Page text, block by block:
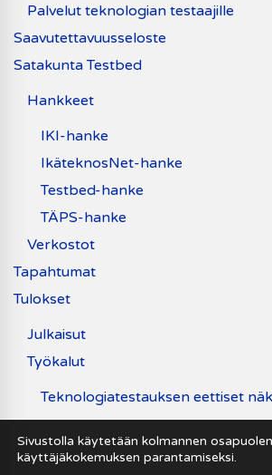
Palvelut teknologian testaajille
Saavutettavuusseloste
Satakunta Testbed
Hankkeet
IKI-hanke
IkäteknosNet-hanke
Testbed-hanke
TÄPS-hanke
Verkostot
Tapahtumat
Tulokset
Julkaisut
Työkalut
Teknologiatestauksen eettiset
Uutiset
Sivustolla käytetään kolmannen
käyttäjäkokemuksen parantamiseksi.